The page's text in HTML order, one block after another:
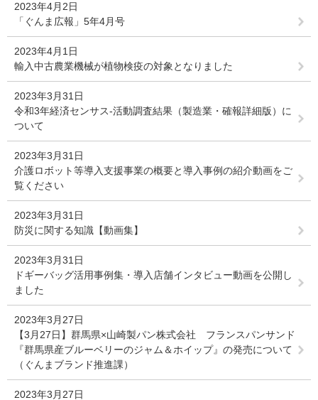
2023年4月2日
「ぐんま広報」5年4月号
2023年4月1日
輸入中古農業機械が植物検疫の対象となりました
2023年3月31日
令和3年経済センサス-活動調査結果（製造業・確報詳細版）に
ついて
2023年3月31日
介護ロボット等導入支援事業の概要と導入事例の紹介動画をご
覧ください
2023年3月31日
防災に関する知識【動画集】
2023年3月31日
ドギーバッグ活用事例集・導入店舗インタビュー動画を公開し
ました
2023年3月27日
【3月27日】群馬県×山崎製パン株式会社 フランスパンサンド
『群馬県産ブルーベリーのジャム＆ホイップ』の発売について
（ぐんまブランド推進課）
2023年3月27日